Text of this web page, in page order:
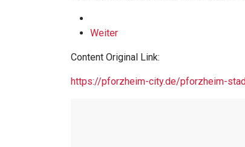
Weiter
Content Original Link:
https://pforzheim-city.de/pforzheim-